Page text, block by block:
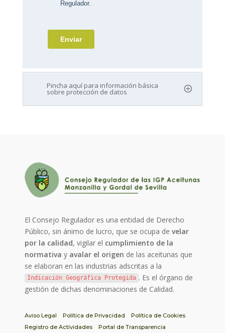
Pincha aquí para información básica
sobre protección de datos
El Consejo Regulador es una entidad de Derecho
Público, sin ánimo de lucro, que se ocupa develar
por la calidad, vigilar el cumplimiento de la
normativa y avalar el origen de las aceitunas que
se elaboran en las industrias adscritas a la
Indicación Geográfica Protegida . Es el órgano de
gestión de dichas denominaciones de Calidad.
Aviso Legal Política de Privacidad
Política de Cookies
Registro de Actividades
Portal de Transparencia